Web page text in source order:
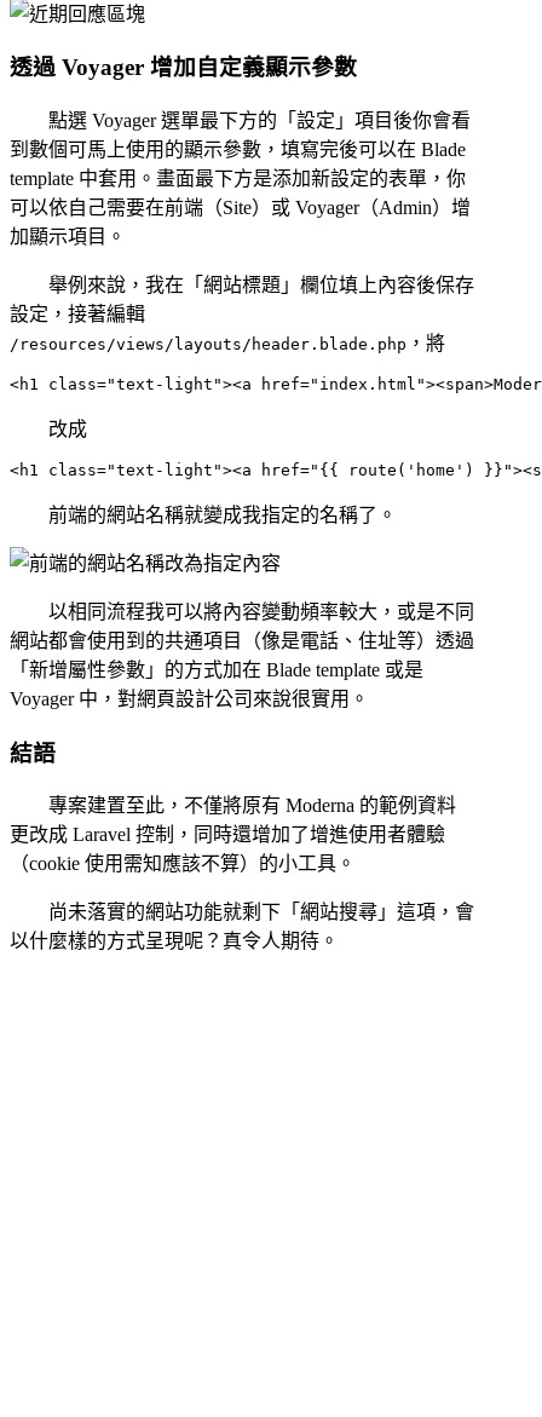
透過 Voyager 增加自定義顯示參數
點選 Voyager 選單最下方的「設定」項目後你會看
到數個可馬上使用的顯示參數，填寫完後可以在 Blade
template 中套用。畫面最下方是添加新設定的表單，你
可以依自己需要在前端（Site）或 Voyager（Admin）增
加顯示項目。
舉例來說，我在「網站標題」欄位填上內容後保存
設定，接著編輯
/resources/views/layouts/header.blade.php ，將
改成
前端的網站名稱就變成我指定的名稱了。
以相同流程我可以將內容變動頻率較大，或是不同
網站都會使用到的共通項目（像是電話、住址等）透過
「新增屬性參數」的方式加在 Blade template 或是
Voyager 中，對網頁設計公司來說很實用。
結語
專案建置至此，不僅將原有 Moderna 的範例資料
更改成 Laravel 控制，同時還增加了增進使用者體驗
（cookie 使用需知應該不算）的小工具。
尚未落實的網站功能就剩下「網站搜尋」這項，會
以什麼樣的方式呈現呢？真令人期待。